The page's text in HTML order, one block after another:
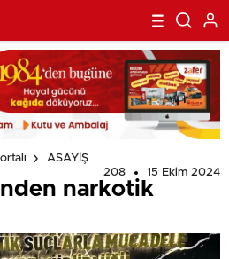
ASAYİŞ
208
15 Ekim 2024
narkotik